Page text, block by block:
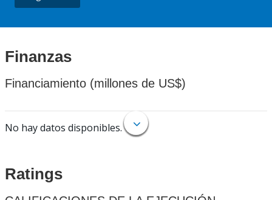
Finanzas
Financiamiento (millones de US$)
No hay datos disponibles.
Ratings